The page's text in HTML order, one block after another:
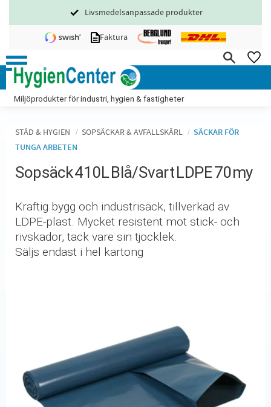
Meny
Livsmedelsanpassade produkter
Faktura
Miljöprodukter för industri, hygien & fastigheter
STÄD & HYGIEN SOPSÄCKAR & AVFALLSKÄRL
SÄCKAR FÖR
TUNGA ARBETEN
Sopsäck 410L Blå/Svart LDPE 70my
Kraftig bygg och industrisäck, tillverkad av
LDPE-plast. Mycket resistent mot stick- och
rivskador, tack vare sin tjocklek.
Säljs endast i hel kartong